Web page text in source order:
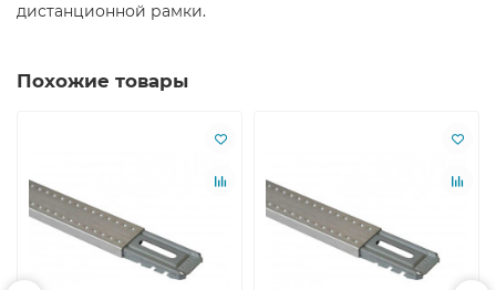
дистанционной рамки.
Похожие товары